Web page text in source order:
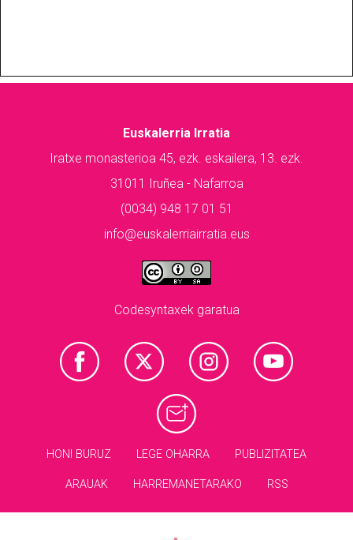
Euskalerria Irratia
Iratxe monasterioa 45, ezk. eskailera, 13. ezk.
31011 Iruñea - Nafarroa
(0034) 948 17 01 51
info@euskalerriairratia.eus
Codesyntaxek garatua
HONI BURUZ LEGE OHARRA PUBLIZITATEA
ARAUAK HARREMANETARAKO RSS